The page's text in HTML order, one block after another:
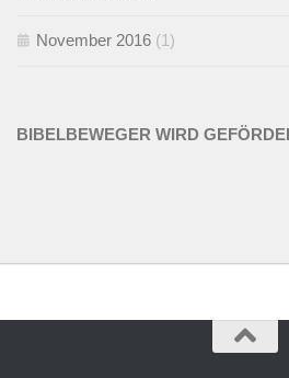
November 2016 (1)
BIBELBEWEGER WIRD